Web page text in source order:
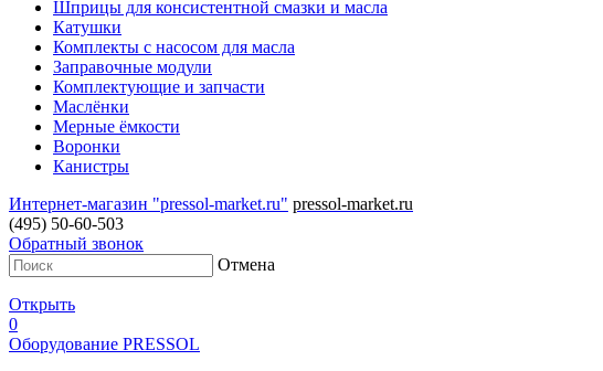
Шприцы для консистентной смазки и масла
Катушки
Комплекты с насосом для масла
Заправочные модули
Комплектующие и запчасти
Маслёнки
Мерные ёмкости
Воронки
Канистры
Интернет-магазин "pressol-market.ru" pressol-market.ru
(495) 50-60-503
Обратный звонок
Отмена
Открыть
0
Оборудование PRESSOL